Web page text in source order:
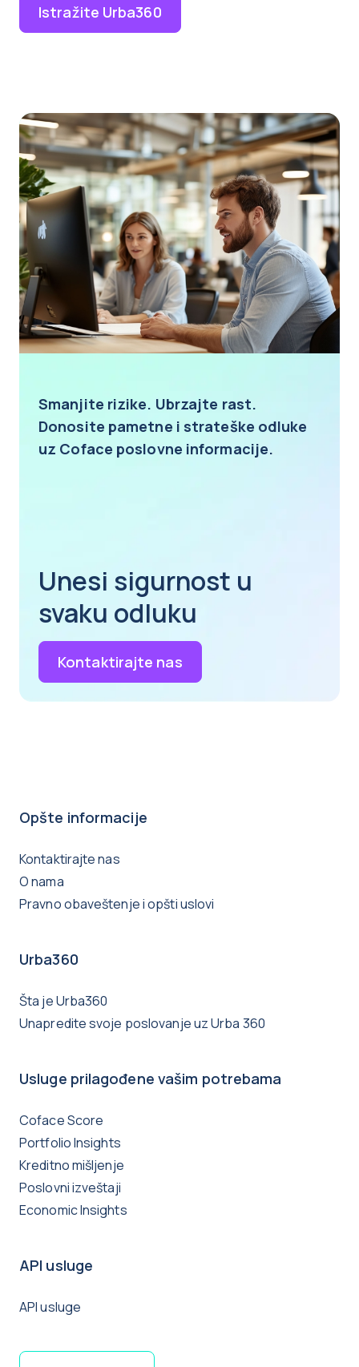
Istražite Urba360
Smanjite rizike. Ubrzajte rast.
Donosite pametne i strateške odluke
uz Coface poslovne informacije.
Unesi sigurnost u
svaku odluku
Kontaktirajte nas
Opšte informacije
Kontaktirajte nas
O nama
Pravno obaveštenje i opšti uslovi
Urba360
Šta je Urba360
Unapredite svoje poslovanje uz Urba 360
Usluge prilagođene vašim potrebama
Coface Score
Portfolio Insights
Kreditno mišljenje
Poslovni izveštaji
Economic Insights
API usluge
API usluge